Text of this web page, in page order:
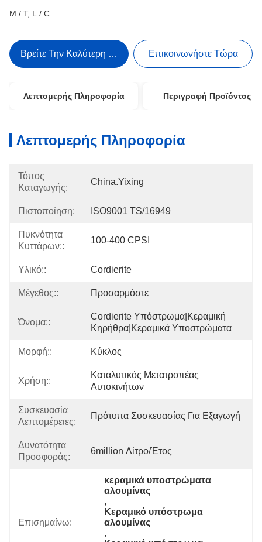
Μ / Τ, L / C
Βρείτε Την Καλύτερη Τιμή Επικοινωνήστε Τώρα
Λεπτομερής Πληροφορία Περιγραφή Προϊόντος
Λεπτομερής Πληροφορία
Τόπος
Καταγωγής:
China.Yixing
Πιστοποίηση: ISO9001 TS/16949
Πυκνότητα
Κυττάρων::
100-400 CPSI
Υλικό:: Cordierite
Μέγεθος:: Προσαρμόστε
Όνομα::
Cordierite Υπόστρωμα|κεραμική
Κηρήθρα|κεραμικά Υποστρώματα
Μορφή:: Κύκλος
Χρήση::
Καταλυτικός Μετατροπέας
Αυτοκινήτων
Συσκευασία
Λεπτομέρειες:
Πρότυπα Συσκευασίας Για Εξαγωγή
Δυνατότητα
Προσφοράς:
6million Λίτρο/έτος
Επισημαίνω:
κεραμικά υποστρώματα
αλουμίνας
,
Κεραμικό υπόστρωμα
αλουμίνας
,